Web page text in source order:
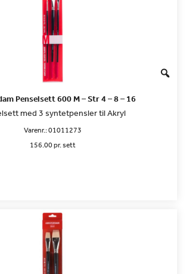
Penselsett 600 M – Str 4 – 8 – 16
med 3 syntetpensler til Akryl
Varenr.:01011273
156.00 pr. sett